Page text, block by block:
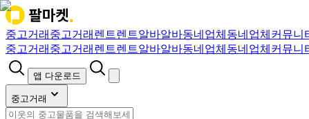
중고거래 중고거래 렌트렌트알바알바동네업체 동네업체 커뮤니
중고거래 중고거래 렌트렌트알바알바동네업체 동네업체 커뮤니
앱 다운로드
중고거래